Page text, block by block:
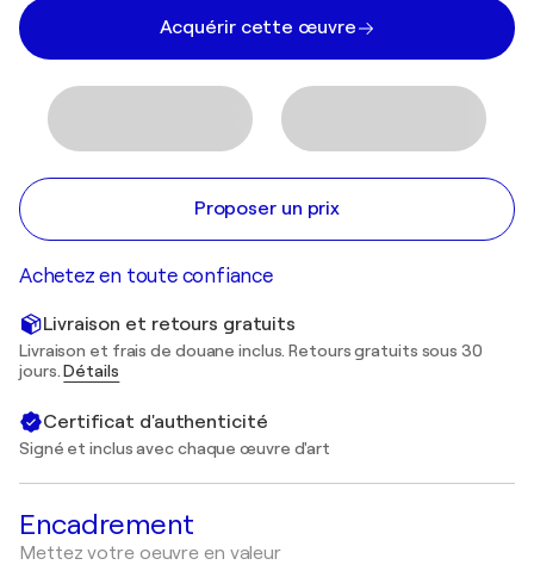
Acquérir cette œuvre
Proposer un prix
Achetez en toute confiance
Livraison et retours gratuits
Livraison et frais de douane inclus. Retours gratuits sous 30
jours.Détails
Certificat d'authenticité
Signé et inclus avec chaque œuvre d'art
Encadrement
Mettez votre oeuvre en valeur